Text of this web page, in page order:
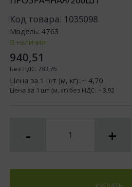
Код товара: 1035098
Модель: 4763
В наличии
940,51
Без НДС: 783,76
Цена за 1 шт (м, кг): ~ 4,70
Цена за 1 шт (м, кг) без НДС: ~ 3,92
- +